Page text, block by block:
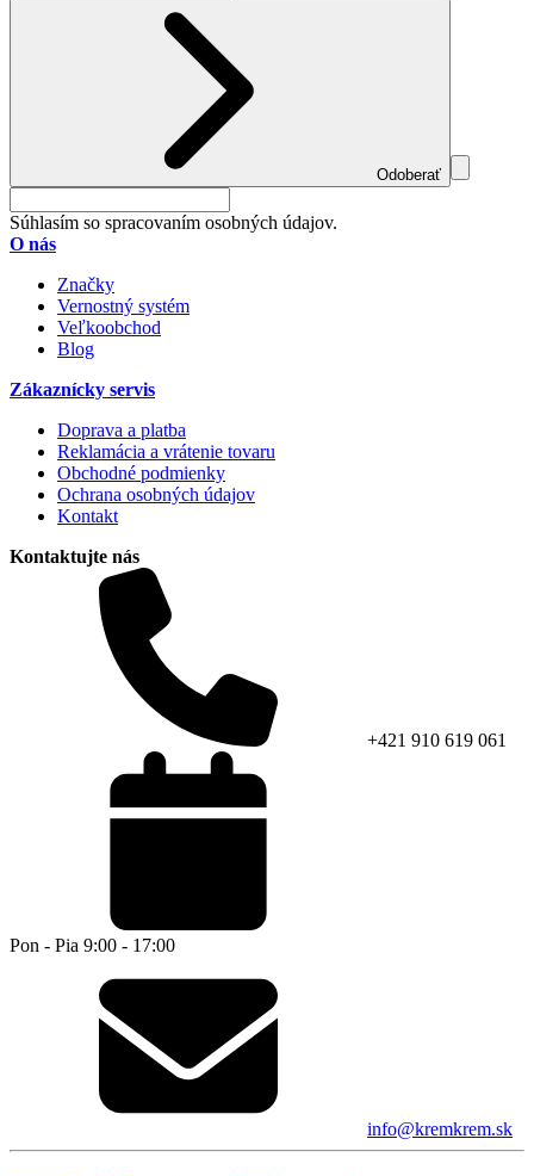
Odoberať
Súhlasím so spracovaním osobných údajov.
O nás
Značky
Vernostný systém
Veľkoobchod
Blog
Zákaznícky servis
Doprava a platba
Reklamácia a vrátenie tovaru
Obchodné podmienky
Ochrana osobných údajov
Kontakt
Kontaktujte nás
+421 910 619 061
Pon - Pia 9:00 - 17:00
info@kremkrem.sk